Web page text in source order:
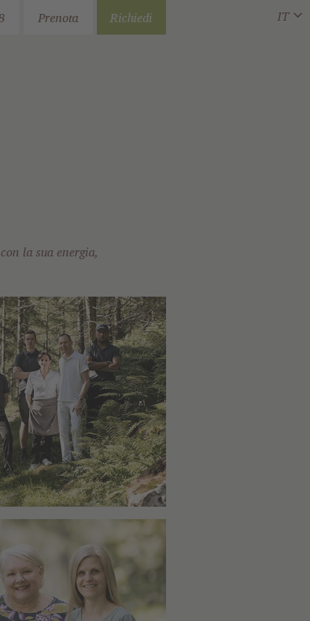
IT
Prenota Richiedi
la sua energia,